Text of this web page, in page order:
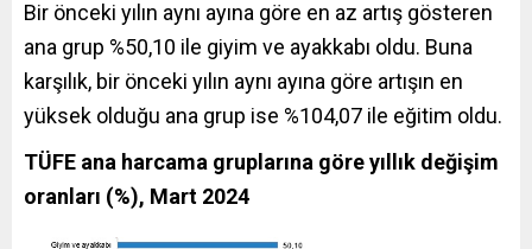
Bir önceki yılın aynı ayına göre en az artış gösteren
ana grup %50,10 ile giyim ve ayakkabı oldu. Buna
karşılık, bir önceki yılın aynı ayına göre artışın en
yüksek olduğu ana grup ise %104,07 ile eğitim oldu.
TÜFE ana harcama gruplarına göre yıllık değişim
oranları (%), Mart 2024